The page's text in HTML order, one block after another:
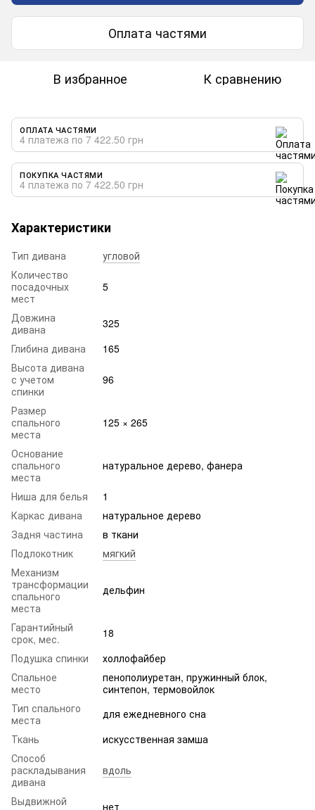
Оплата частями
В избранное К сравнению
ОПЛАТА ЧАСТЯМИ
4 платежа по 7 422.50 грн
ПОКУПКА ЧАСТЯМИ
4 платежа по 7 422.50 грн
Характеристики
Тип дивана
угловой
Количество
посадочных
мест
5
Довжина
дивана
325
Глибина дивана
165
Высота дивана
с учетом
спинки
96
Размер
спального
места
125 × 265
Основание
спального
места
натуральное дерево, фанера
Ниша для белья
1
Каркас дивана
натуральное дерево
Задня частина
в ткани
Подлокотник
мягкий
Механизм
трансформации
спального
места
дельфин
Гарантийный
срок, мес.
18
Подушка спинки
холлофайбер
Спальное
место
пенополиуретан, пружинный блок,
синтепон, термовойлок
Тип спального
места
для ежедневного сна
Ткань
искусственная замша
Способ
раскладывания
дивана
вдоль
Выдвижной
нет